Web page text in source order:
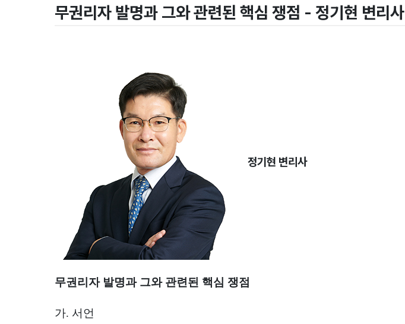
무권리자 발명과 그와 관련된 핵심 쟁점 - 정기현 변리사
정기현 변리사
무권리자 발명과 그와 관련된 핵심 쟁점
가. 서언